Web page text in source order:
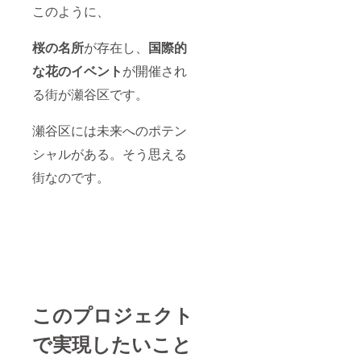
このように、
桜の名所が存在し、 国際的
な花のイベントが開催され
る街が瀬谷区です。
瀬谷区には未来へのポテン
シャルがある。そう思える
街なのです。
このプロジェクト
で実現したいこと